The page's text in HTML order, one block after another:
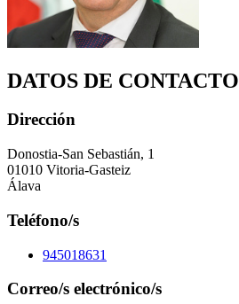
DATOS DE CONTACTO
Dirección
Donostia-San Sebastián, 1
01010 Vitoria-Gasteiz
Álava
Teléfono/s
945018631
Correo/s electrónico/s